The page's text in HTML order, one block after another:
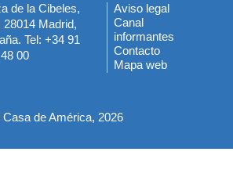
de la Cibeles,
28014 Madrid,
Tel: +34 91
00
Menú
del
pie
Aviso legal
Canal
informantes
Contacto
Mapa web
de América, 2026